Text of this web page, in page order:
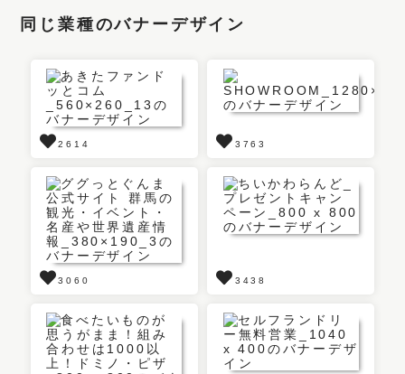
同じ業種のバナーデザイン
2614 3763
3060 3438